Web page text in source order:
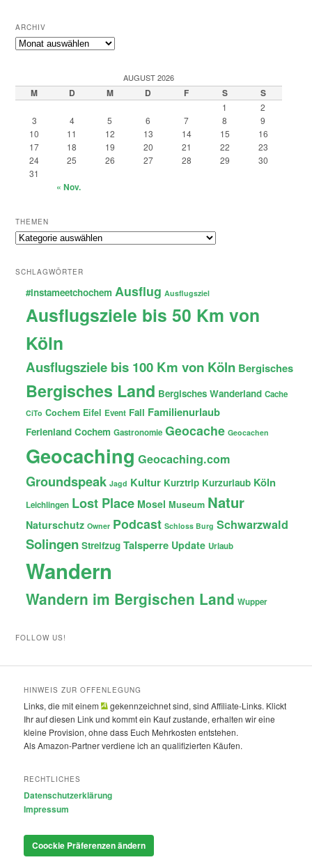
ARCHIV
Archiv
AUGUST 2026
M D M D F S S
1
2
3
4 5 6 7 8
9
10
11 12 13 14 15
16
17
18 19 20 21 22
23
24
25 26 27 28 29
30
31
« Nov.
THEMEN
Themen
SCHLAGWÖRTER
#instameetchochem Ausflug Ausflugsziel
Ausflugsziele bis 50 Km von
Köln
Ausflugsziele bis 100 Km von Köln Bergisches
Bergisches Land Bergisches Wanderland Cache
CiTo Cochem Eifel Event Fail Familienurlaub
Ferienland Cochem Gastronomie Geocache Geocachen
Geocaching Geocaching.com
Groundspeak Jagd Kultur Kurztrip Kurzurlaub Köln
Leichlingen Lost Place Mosel Museum Natur
Naturschutz Owner Podcast Schloss Burg Schwarzwald
Solingen Streifzug Talsperre Update Urlaub
Wandern
Wandern im Bergischen Land Wupper
FOLLOW US!
HINWEIS ZUR OFFENLEGUNG
Links, die mit einem
gekennzeichnet sind, sind Affiliate-Links. Klickt
Ihr auf diesen Link und kommt ein Kauf zustande, erhalten wir eine
kleine Provision, ohne dass Euch Mehrkosten entstehen.
Als Amazon-Partner verdiene ich an qualifizierten Käufen.
RECHTLICHES
Datenschutzerklärung
Impressum
Coockie Präferenzen ändern